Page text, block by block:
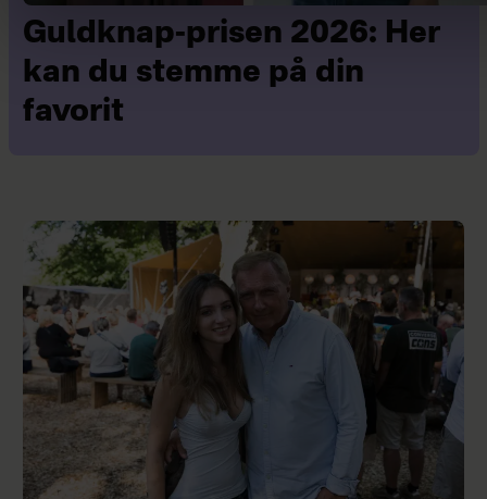
Guldknap-prisen 2026: Her
kan du stemme på din
favorit